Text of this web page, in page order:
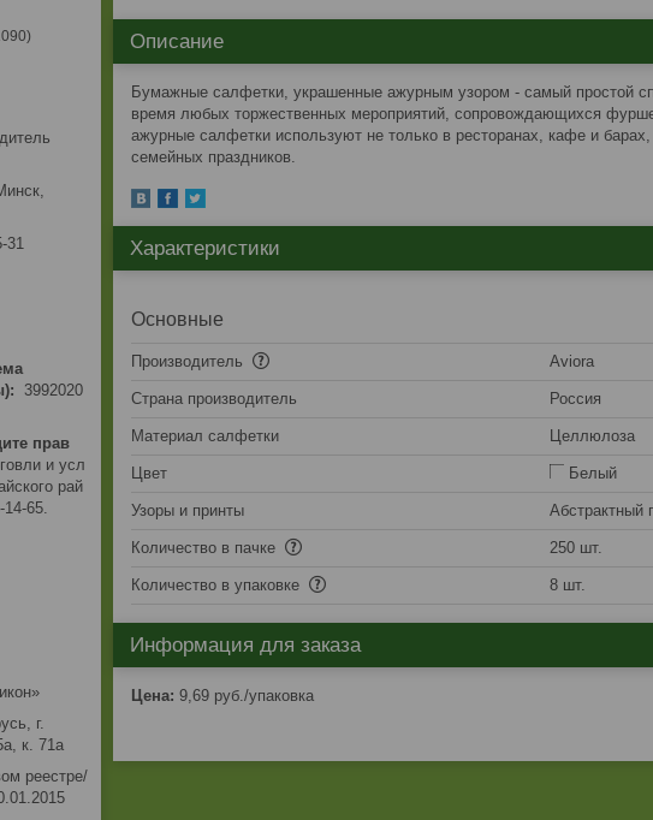
Описание
Бумажные салфетки, украшенные ажурным узором - самый простой
время любых торжественных мероприятий, сопровождающихся
ажурные салфетки используют не только в ресторанах, кафе и
семейных праздников.
Характеристики
Основные
Производитель Aviora
Страна производитель Россия
Материал салфетки Целлюлоза
Цвет Белый
Узоры и принты Абстрактный
Количество в пачке 250 шт.
Количество в упаковке 8 шт.
Информация для заказа
Цена: 9,69 руб./упаковка
31
3992020
прав
и усл
рай
65.
г.
к. 71а
реестре/